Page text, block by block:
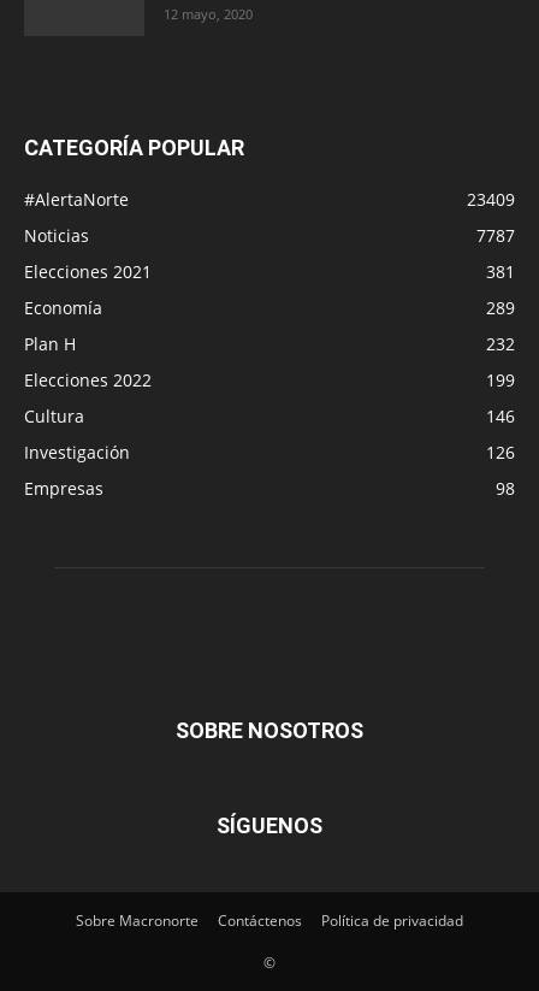
12 mayo, 2020
CATEGORÍA POPULAR
#AlertaNorte
23409
Noticias
7787
Elecciones 2021
381
Economía
289
Plan H
232
Elecciones 2022
199
Cultura
146
Investigación
126
Empresas
98
SOBRE NOSOTROS
SÍGUENOS
Sobre Macronorte Contáctenos Política de privacidad
©